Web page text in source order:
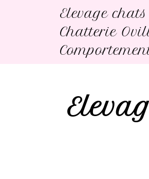
Elevage
Chatterie